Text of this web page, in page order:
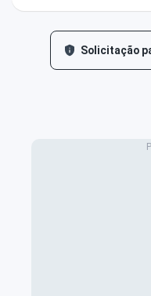
Solicitação